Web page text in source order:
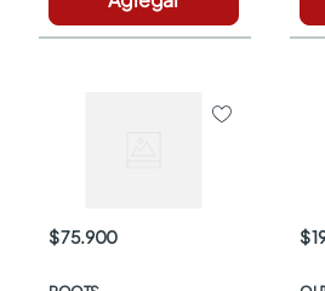
$ 75.900 $